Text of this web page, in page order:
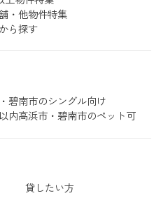
・他物件特集
ら探す
碧南市のシングル向け
内高浜市・碧南市のペット可
貸したい方